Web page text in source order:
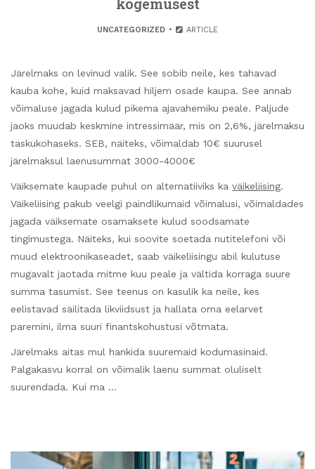
UNCATEGORIZED ARTICLE
Järelmaks on levinud valik. See sobib neile, kes tahavad
kauba kohe, kuid maksavad hiljem osade kaupa. See annab
võimaluse jagada kulud pikema ajavahemiku peale. Paljude
jaoks muudab keskmine intressimäär, mis on 2,6%, järelmaksu
taskukohaseks. SEB, näiteks, võimaldab 10€ suurusel
järelmaksul laenusummat 3000-4000€
Väiksemate kaupade puhul on alternatiiviks ka väikeliising.
Väikeliising pakub veelgi paindlikumaid võimalusi, võimaldades
jagada väiksemate osamaksete kulud soodsamate
tingimustega. Näiteks, kui soovite soetada nutitelefoni või
muud elektroonikaseadet, saab väikeliisingu abil kulutuse
mugavalt jaotada mitme kuu peale ja vältida korraga suure
summa tasumist. See teenus on kasulik ka neile, kes
eelistavad säilitada likviidsust ja hallata oma eelarvet
paremini, ilma suuri finantskohustusi võtmata.
Järelmaks aitas mul hankida suuremaid kodumasinaid.
Palgakasvu korral on võimalik laenu summat oluliselt
suurendada. Kui ma …